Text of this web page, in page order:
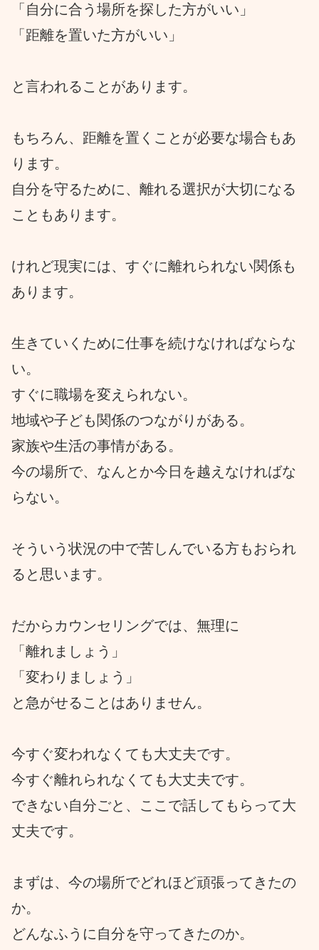
「自分に合う場所を探した方がいい」
「距離を置いた方がいい」
と言われることがあります。
もちろん、距離を置くことが必要な場合もあ
ります。
自分を守るために、離れる選択が大切になる
こともあります。
けれど現実には、すぐに離れられない関係も
あります。
生きていくために仕事を続けなければならな
い。
すぐに職場を変えられない。
地域や子ども関係のつながりがある。
家族や生活の事情がある。
今の場所で、なんとか今日を越えなければな
らない。
そういう状況の中で苦しんでいる方もおられ
ると思います。
だからカウンセリングでは、無理に
「離れましょう」
「変わりましょう」
と急がせることはありません。
今すぐ変われなくても大丈夫です。
今すぐ離れられなくても大丈夫です。
できない自分ごと、ここで話してもらって大
丈夫です。
まずは、今の場所でどれほど頑張ってきたの
か。
どんなふうに自分を守ってきたのか。